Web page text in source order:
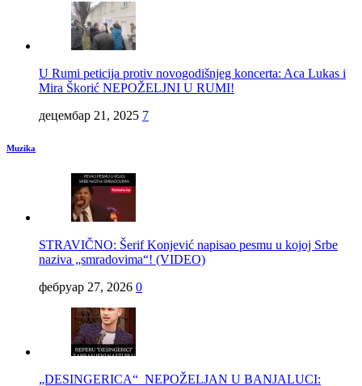
U Rumi peticija protiv novogodišnjeg koncerta: Aca Lukas i
Mira Škorić NEPOŽELJNI U RUMI!
децембар 21, 2025 7
Muzika
STRAVIČNO: Šerif Konjević napisao pesmu u kojoj Srbe
naziva „smradovima“! (VIDEO)
фебруар 27, 2026 0
„DESINGERICA“ NEPOŽELJAN U BANJALUCI: